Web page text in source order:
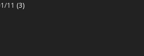
11(3)